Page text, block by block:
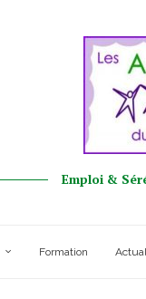
Emploi &
Formation